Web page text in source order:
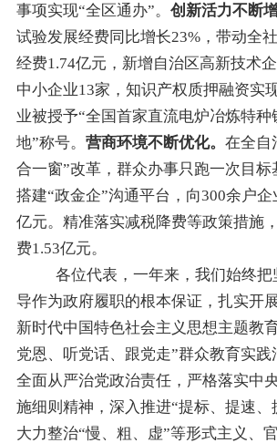
事项实现“全区通办”。 创新活力不断增
试验发展经费同比增长23%，带动全
经费1.74亿元，新增自治区高新技术
中小企业13家，知识产权质押融资实
业被授予“全国首家直流电炉冶炼特种
地”称号。 营商环境不断优化。 在全自
合一窗”改革，群众办事只跑一次目标
搭建“政金企”沟通平台，向300余户企
亿元。精准落实减税降费等政策措施
费1.53亿元。
各位代表，一年来，我们始终
导作为政府履职的根本保证，扎实开
新时代中国特色社会主义思想主题教
党恩、听党话、跟党走”群众教育实践
全面从严治党政治责任，严格落实中
施细则精神， 深入 推进“提标、提速、
大力整治“慢、粗、虚”等形式主义、